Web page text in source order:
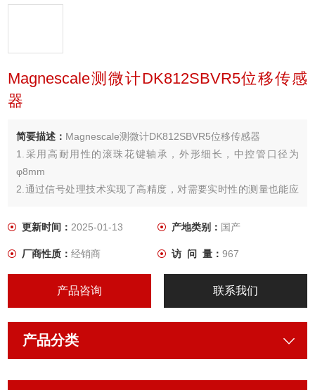
Magnescale测微计DK812SBVR5位移传感
器
简要描述： Magnescale测微计DK812SBVR5位移传感器
1.采用高耐用性的滚珠花键轴承，外形细长，中控管口径为
φ8mm
2.通过信号处理技术实现了高精度，对需要实时性的测量也能应
更新时间：2025-01-13 产地类别： 国产
厂商性质：经销商 访 问 量： 967
产品咨询 联系我们
产品分类